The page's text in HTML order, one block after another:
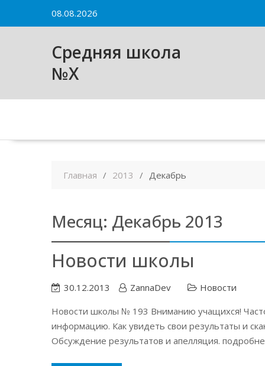
08.08.2026
Средняя школа
№X
Главная 2013 Декабрь
Месяц: Декабрь 2013
Новости школы
30.12.2013 ZannaDev
Новости
Новости школы № 193 Вниманию учащихся!
информацию. Как увидеть свои результаты и
Обсуждение результатов и апелляция.